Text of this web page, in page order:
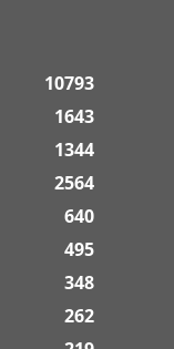
10793
1643
1344
2564
640
495
348
262